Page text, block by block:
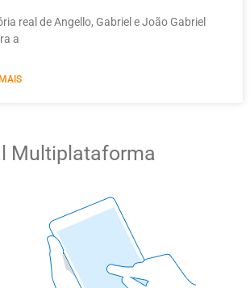
real de Angello, Gabriel e João Gabriel
a
Multiplataforma